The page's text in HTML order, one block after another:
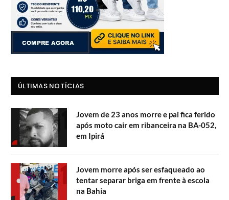
ÚLTIMAS NOTÍCIAS
Jovem de 23 anos morre e pai fica ferido
após moto cair em ribanceira na BA-052,
em Ipirá
Jovem morre após ser esfaqueado ao
tentar separar briga em frente à escola
na Bahia